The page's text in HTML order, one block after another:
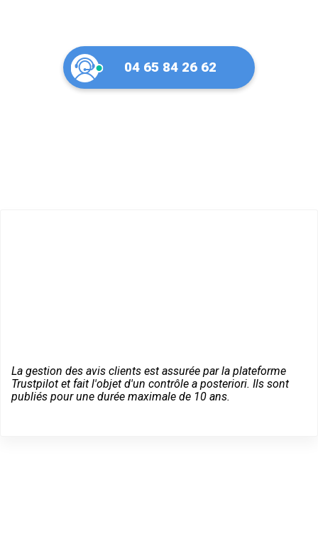
04 65 84 26 62
La gestion des avis clients est assurée par la plateforme
Trustpilot et fait l'objet d'un contrôle a posteriori. Ils sont
publiés pour une durée maximale de 10 ans.